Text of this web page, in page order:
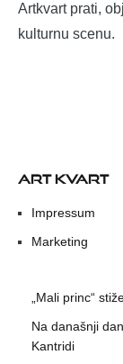
Artkvart prati,
kulturnu scenu.
ART KVART
Impressum
Marketing
„Mali princ“
Na današnji
Kantridi